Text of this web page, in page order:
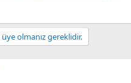
olmanız gereklidir.